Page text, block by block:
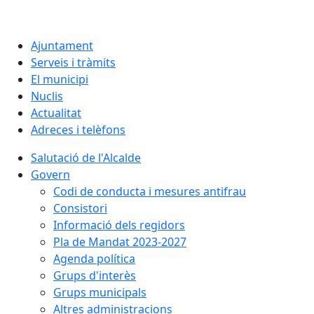
Ajuntament
Serveis i tràmits
El municipi
Nuclis
Actualitat
Adreces i telèfons
Salutació de l'Alcalde
Govern
Codi de conducta i mesures antifrau
Consistori
Informació dels regidors
Pla de Mandat 2023-2027
Agenda política
Grups d'interès
Grups municipals
Altres administracions